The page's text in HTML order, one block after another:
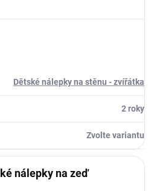
Dětské nálepky na stěnu - zvířátka
2 roky
Zvolte variantu
nálepky na zeď